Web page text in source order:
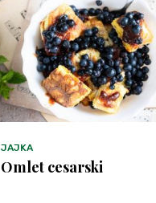
JAJKA
Omlet cesarski